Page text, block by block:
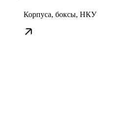
Корпуса, боксы, НКУ